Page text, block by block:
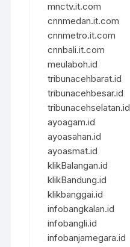
mnctv.it.com
cnnmedan.it.com
cnnmetro.it.com
cnnbali.it.com
meulaboh.id
tribunacehbarat.id
tribunacehbesar.id
tribunacehselatan.id
ayoagam.id
ayoasahan.id
ayoasmat.id
klikBalangan.id
klikBandung.id
klikbanggai.id
infobangkalan.id
infobangli.id
infobanjarnegara.id